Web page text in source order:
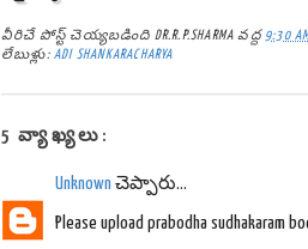
వీరిచే పోస్ట్ చెయ్యబడింది DR.R.P.SHARMA వద్ద 9:30
లేబుళ్లు:ADI SHANKARACHARYA
5 వ్యాఖ్యలు:
Unknown చెప్పారు...
Please upload prabodha sudhakaram